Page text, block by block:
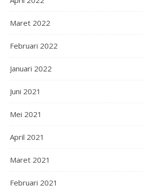
Maret 2022
Februari 2022
Januari 2022
Juni 2021
Mei 2021
April 2021
Maret 2021
Februari 2021